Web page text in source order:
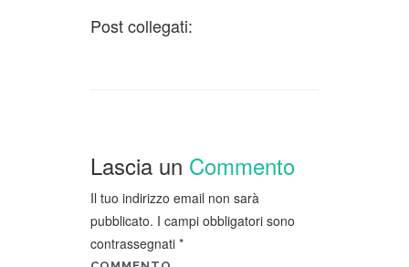
Post collegati:
Lascia un Commento
Il tuo indirizzo email non sarà
pubblicato. I campi obbligatori sono
contrassegnati *